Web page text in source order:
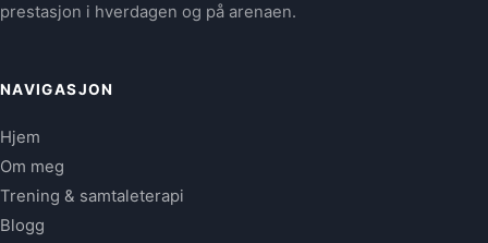
prestasjon i hverdagen og på arenaen.
NAVIGASJON
Hjem
Om meg
Trening & samtaleterapi
Blogg